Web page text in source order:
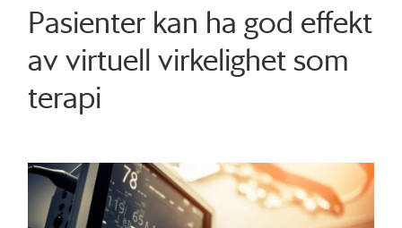
Pasienter kan ha god effekt
av virtuell virkelighet som
terapi